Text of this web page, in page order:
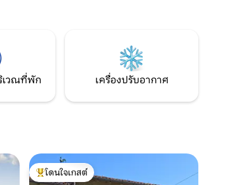
เวณที่พัก เครื่องปรับอากาศ
โดนใจเกสต์ที่สุด
โดนใจเกสต์